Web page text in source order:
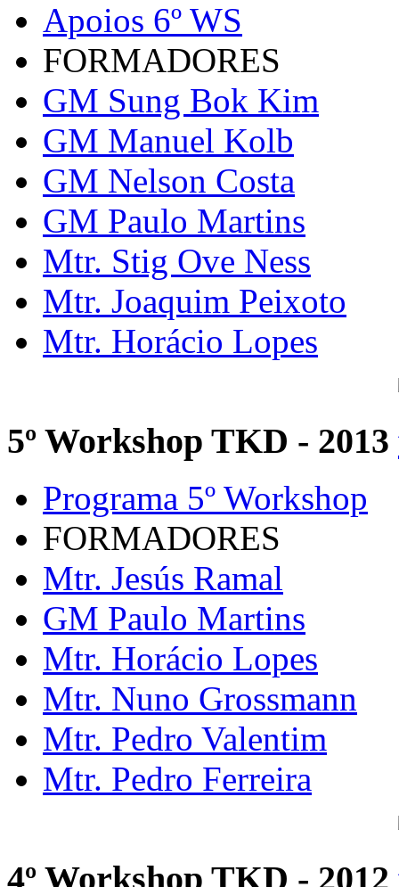
Apoios 6º WS
FORMADORES
GM Sung Bok Kim
GM Manuel Kolb
GM Nelson Costa
GM Paulo Martins
Mtr. Stig Ove Ness
Mtr. Joaquim Peixoto
Mtr. Horácio Lopes
5º Workshop TKD - 2013
Programa 5º Workshop
FORMADORES
Mtr. Jesús Ramal
GM Paulo Martins
Mtr. Horácio Lopes
Mtr. Nuno Grossmann
Mtr. Pedro Valentim
Mtr. Pedro Ferreira
4º Workshop TKD - 2012